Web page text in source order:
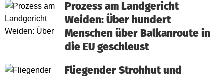
Prozess am Landgericht
Weiden: Über hundert
Menschen über Balkanroute in
die EU geschleust
Fliegender Strohhut und